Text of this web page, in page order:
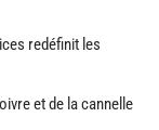
redéfinit les
et de la cannelle